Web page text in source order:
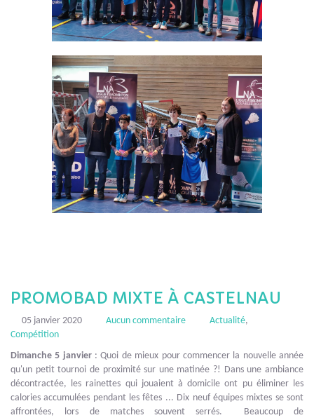
PROMOBAD MIXTE À CASTELNAU
05 janvier 2020 Aucun commentaire Actualité,
Compétition
Dimanche 5 janvier: Quoi de mieux pour commencer la nouvelle année
qu'un petit tournoi de proximité sur une matinée ?! Dans une ambiance
décontractée, les rainettes qui jouaient à domicile ont pu éliminer les
calories accumulées pendant les fêtes ... Dix neuf équipes mixtes se sont
affrontées, lors de matches souvent serrés. Beaucoup de